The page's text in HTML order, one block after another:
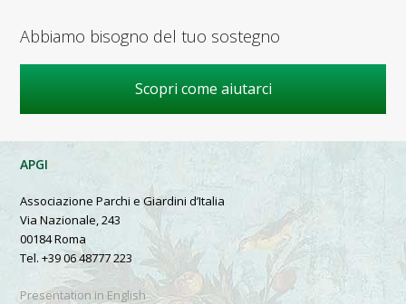
Abbiamo bisogno del tuo sostegno
Scopri come aiutarci
APGI
Associazione Parchi e Giardini d’Italia
Via Nazionale, 243
00184 Roma
Tel. +39 06 48777 223
Presentation in English